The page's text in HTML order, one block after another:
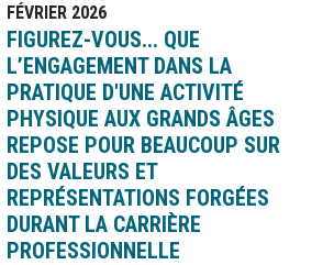
FÉVRIER 2026
FIGUREZ-VOUS... QUE
L’ENGAGEMENT DANS LA
PRATIQUE D'UNE ACTIVITÉ
PHYSIQUE AUX GRANDS ÂGES
REPOSE POUR BEAUCOUP SUR
DES VALEURS ET
REPRÉSENTATIONS FORGÉES
DURANT LA CARRIÈRE
PROFESSIONNELLE